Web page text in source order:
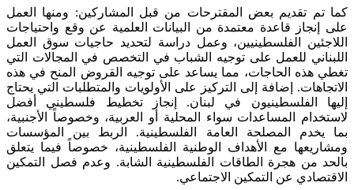
كما تم تقديم بعض المقترحات من قبل المشاركين: ومنها العمل
على إنجاز قاعدة معتمدة من البيانات العلمية عن وقع واحتياجات
اللاجئين الفلسطينيين، وعمل دراسة لتحديد حاجيات سوق العمل
اللبناني للعمل على توجيه الشباب في التخصص في المجالات التي
تغطي هذه الحاجات، مما يساعد على توجيه القروض المنح في هذه
الاتجاهات. إضافة إلى التركيز على الأولويات والمتطلبات التي يحتاج
إليها الفلسطينيون في لبنان. إنجاز تخطيط فلسطيني أفضل
لاستخدام المساعدات سواء المحلية أو العربية، وخصوصاً الأجنبية،
بما يخدم المصلحة العامة الفلسطينية. الربط بين المؤسسات
ومشاريعها مع الأهداف الوطنية الفلسطينية، خصوصاً فيما يتعلق
بالحد من هجرة الطاقات الفلسطينية الشابة. وعدم فصل التمكين
الاقتصادي عن التمكين الاجتماعي.